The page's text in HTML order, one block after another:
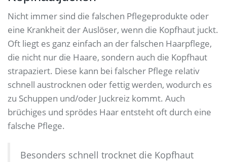
Nicht immer sind die falschen Pflegeprodukte oder
eine Krankheit der Auslöser, wenn die Kopfhaut juckt.
Oft liegt es ganz einfach an der falschen Haarpflege,
die nicht nur die Haare, sondern auch die Kopfhaut
strapaziert. Diese kann bei falscher Pflege relativ
schnell austrocknen oder fettig werden, wodurch es
zu Schuppen und/oder Juckreiz kommt. Auch
brüchiges und sprödes Haar entsteht oft durch eine
falsche Pflege.
Besonders schnell trocknet die Kopfhaut